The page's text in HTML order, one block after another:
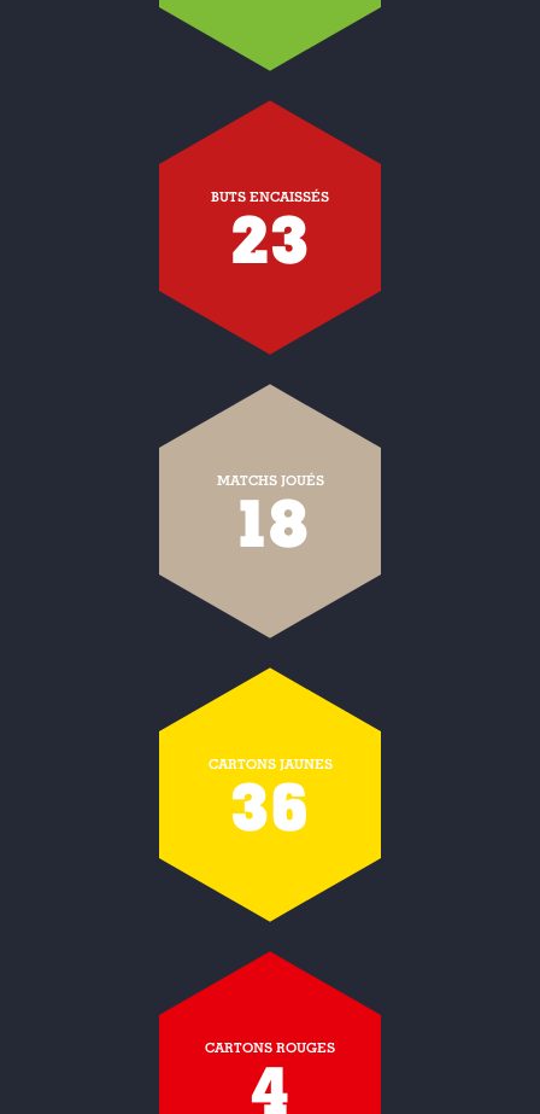
BUTS ENCAISSÉS
23
MATCHS JOUÉS
18
CARTONS JAUNES
36
CARTONS ROUGES
4